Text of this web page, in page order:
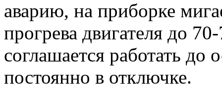
аварию, на приборке
прогрева двигателя до
соглашается работать до
постоянно в отключке.